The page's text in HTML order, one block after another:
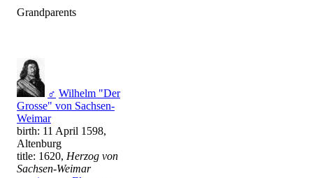
Grandparents
♂ Wilhelm "Der
Grosse" von Sachsen-
Weimar
birth: 11 April 1598,
Altenburg
title: 1620, Herzog von
Sachsen-Weimar